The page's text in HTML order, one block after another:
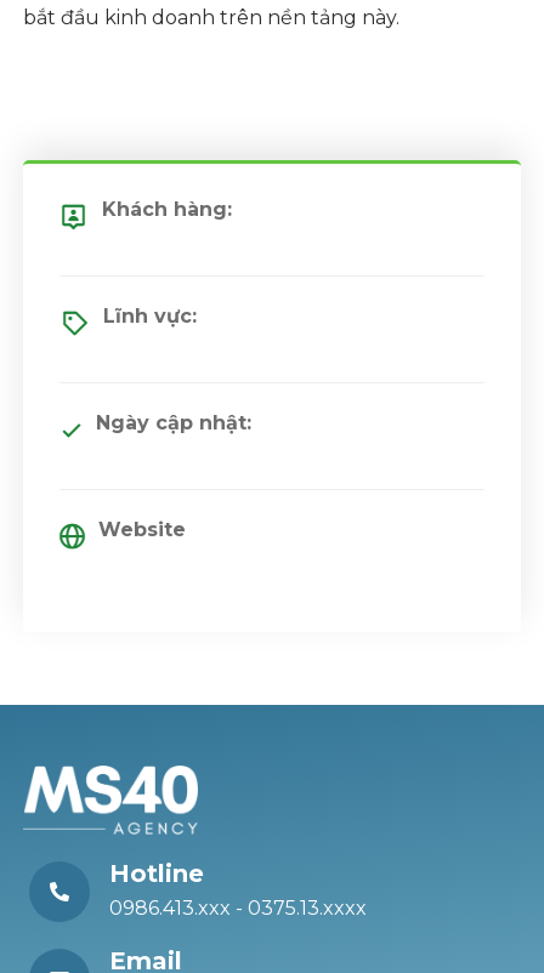
bắt đầu kinh doanh trên nền tảng này.
Khách hàng:
Lĩnh vực:
Ngày cập nhật:
Website
Hotline
0986.413.xxx - 0375.13.xxxx
Email